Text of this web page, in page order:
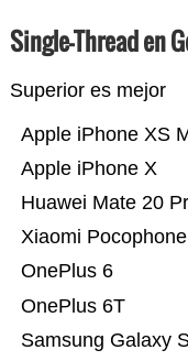
Single-Thread en
Superior es mejor
Samsung Galaxy
OnePlus 6T
OnePlus 6
Xiaomi
Huawei Mate 20
Apple iPhone X
Apple iPhone XS